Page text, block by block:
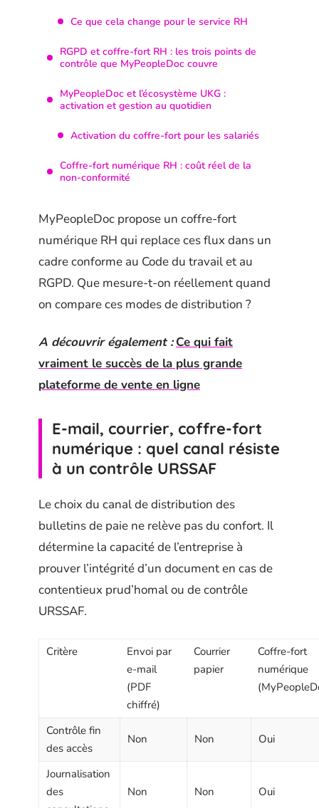
Ce que cela change pour le service RH
RGPD et coffre-fort RH : les trois points de
contrôle que MyPeopleDoc couvre
MyPeopleDoc et l’écosystème UKG :
activation et gestion au quotidien
Activation du coffre-fort pour les salariés
Coffre-fort numérique RH : coût réel de la
non-conformité
MyPeopleDoc propose un coffre-fort
numérique RH qui replace ces flux dans un
cadre conforme au Code du travail et au
RGPD. Que mesure-t-on réellement quand
on compare ces modes de distribution ?
A découvrir également : Ce qui fait
vraiment le succès de la plus grande
plateforme de vente en ligne
E-mail, courrier, coffre-fort
numérique : quel canal résiste
à un contrôle URSSAF
Le choix du canal de distribution des
bulletins de paie ne relève pas du confort. Il
détermine la capacité de l’entreprise à
prouver l’intégrité d’un document en cas de
contentieux prud’homal ou de contrôle
URSSAF.
Critère
Envoi par
e-mail
(PDF
chiffré)
Courrier
papier
Coffre-fort
numérique
Contrôle fin
des accès
Non Non Oui
Journalisation
des
Non Non Oui